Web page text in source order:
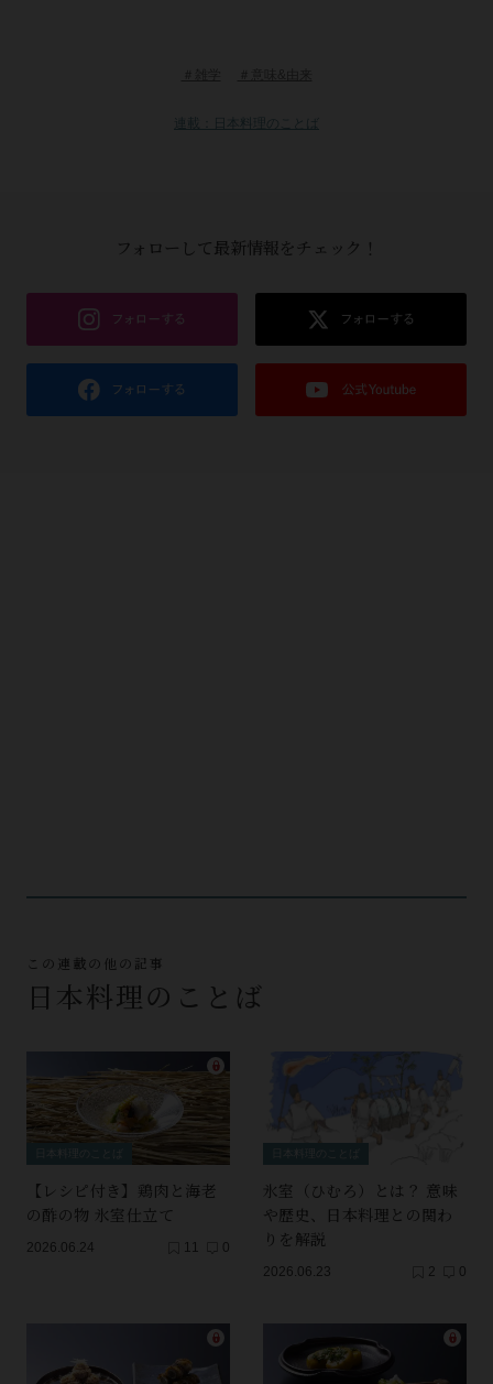
連載：日本料理のことば
フォローして最新情報をチェック！
この連載の他の記事
日本料理のことば
【レシピ付き】鶏肉と海老
の酢の物 氷室仕立て
2026.06.24 11 0
氷室（ひむろ）とは？ 意味
や歴史、日本料理との関わ
りを解説
2026.06.23 2 0